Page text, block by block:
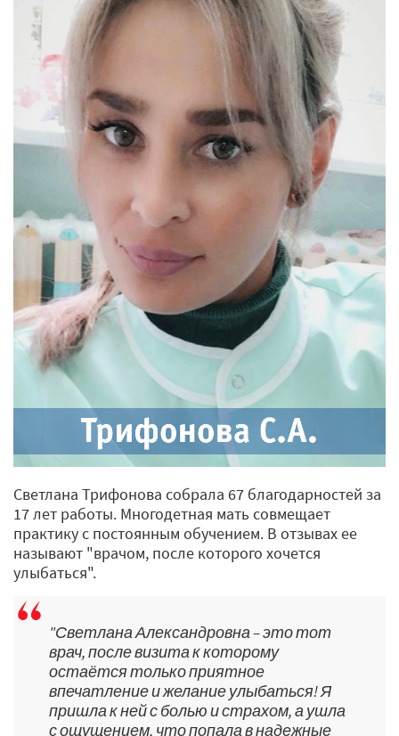
Светлана Трифонова собрала 67 благодарностей за
17 лет работы. Многодетная мать совмещает
практику с постоянным обучением. В отзывах ее
называют "врачом, после которого хочется
улыбаться".
"Светлана Александровна – это тот
врач, после визита к которому
остаётся только приятное
впечатление и желание улыбаться! Я
пришла к ней с болью и страхом, а ушла
с ощущением, что попала в надежные